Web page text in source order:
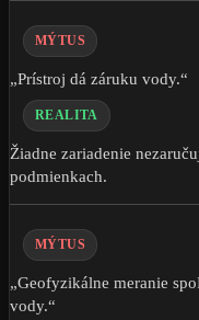
MÝTUS
„Prístroj dá záruku vody.“
REALITA
Žiadne zariadenie
podmienkach.
MÝTUS
„Geofyzikálne meranie
vody.“